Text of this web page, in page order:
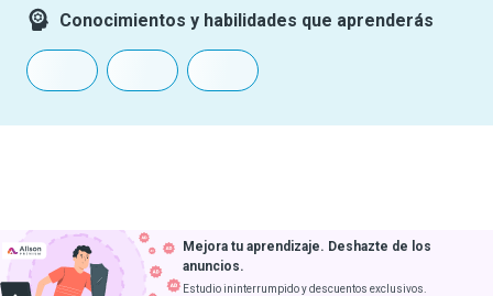
Conocimientos y habilidades que aprenderás
Mejora tu aprendizaje. Deshazte de los
anuncios.
Estudio ininterrumpido y descuentos exclusivos.